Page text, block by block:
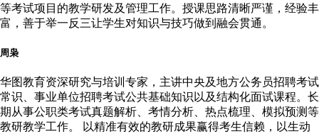
等考试项目的教学研发及管理工作。授课思路清晰严谨，经验丰
富，善于举一反三让学生对知识与技巧做到融会贯通。
周枭
华图教育资深研究与培训专家，主讲中央及地方公务员招聘考试
常识、事业单位招聘考试公共基础知识以及结构化面试课程。长
期从事公职类考试真题解析、考情分析、热点梳理、模拟预测等
教研教学工作。 以精准有效的教研成果赢得考生信赖，以生动